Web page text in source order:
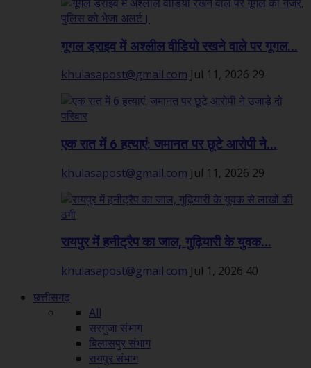
गूगल ड्राइव में अश्लील वीडियो रखने वाले पर गूगल...
khulasapost@gmail.com Jul 11, 2026 29
एक रात में 6 हत्याएं: जमानत पर छूटे आरोपी ने...
khulasapost@gmail.com Jul 11, 2026 29
रायपुर में हनीट्रैप का जाल, गुढ़ियारी के युवक...
khulasapost@gmail.com Jul 1, 2026 40
छत्तीसगढ़
All
सरगुजा संभाग
बिलासपुर संभाग
रायपुर संभाग